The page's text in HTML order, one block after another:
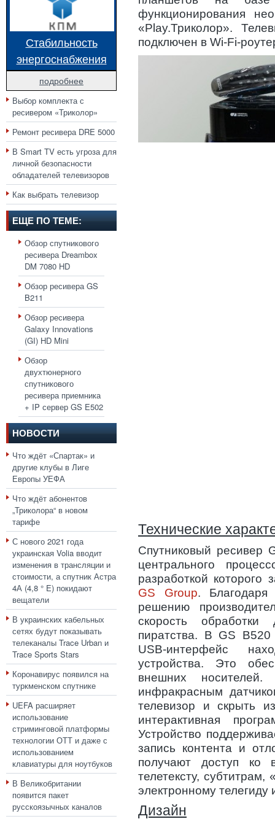
Стабильность
энергоснабжения
подробнее
Выбор комплекта с
ресивером «Триколор»
Ремонт ресивера DRE 5000
В Smart TV есть угроза для
личной безопасности
обладателей телевизоров
Как выбрать телевизор
ЕЩЕ ПО ТЕМЕ:
Обзор спутникового
ресивера Dreambox
DM 7080 HD
Обзор ресивера GS
B211
Обзор ресивера
Galaxy Innovations
(GI) HD Mini
Обзор
двухтюнерного
спутникового
ресивера приемника
+ IP сервер GS E502
НОВОСТИ
Что ждёт «Спартак» и
другие клубы в Лиге
Европы УЕФА
Что ждёт абонентов
„Триколора“ в новом
тарифе
С нового 2021 года
украинская Volia вводит
изменения в трансляции и
стоимости, а спутник Астра
4А (4,8 ° E) покидают
вещатели
В украинских кабельных
сетях будут показывать
телеканалы Trace Urban и
Trace Sports Stars
Коронавирус появился на
туркменском спутнике
UEFA расширяет
использование
стриминговой платформы
технологии ОТТ и даже с
использованием
клавиатуры для ноутбуков
В Великобритании
появится пакет
русскоязычных каналов
функционирования
«Play.Триколор».
подключен в Wi-Fi-
Технические
Спутниковый ресивер
центрального
разработкой которого
GS Group. Благодаря
решению
скорость
пиратства. В GS
USB-интерфейс
устройства. Это
внешних
инфракрасным
телевизор и скрыть
интерактивная
Устройство
запись контента и
получают доступ ко
телетексту,
электронному телегиду
Дизайн